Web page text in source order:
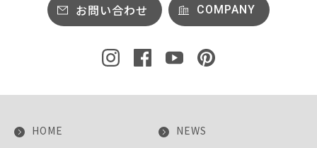
お問い合わせ COMPANY
HOME
NEWS